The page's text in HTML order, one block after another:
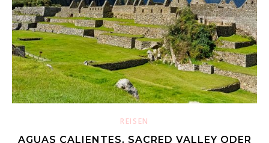
REISEN
AGUAS CALIENTES, SACRED VALLEY ODER